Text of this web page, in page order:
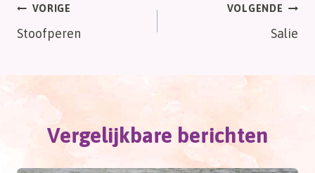
Bericht
navigatie
VORIGE
Stoofperen
VOLGENDE
Salie
Vergelijkbare berichten